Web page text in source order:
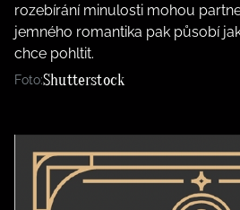
rozebírání minulosti mohou
jemného romantika pak působí
chce pohltit.
Foto:Shutterstock